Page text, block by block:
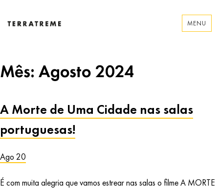
MENU
Mês: Agosto 2024
A Morte de Uma Cidade nas salas
portuguesas!
Ago 20
É com muita alegria que vamos estrear nas salas o filme A MORTE